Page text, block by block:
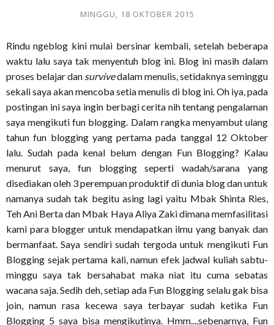
MINGGU, 18 OKTOBER 2015
Rindu ngeblog kini mulai bersinar kembali, setelah beberapa
waktu lalu saya tak menyentuh blog ini. Blog ini masih dalam
proses belajar dan survivedalam menulis, setidaknya seminggu
sekali saya akan mencoba setia menulis di blog ini. Oh iya, pada
postingan ini saya ingin berbagi cerita nih tentang pengalaman
saya mengikuti fun blogging. Dalam rangka menyambut ulang
tahun fun blogging yang pertama pada tanggal 12 Oktober
lalu. Sudah pada kenal belum dengan Fun Blogging? Kalau
menurut saya, fun blogging seperti wadah/sarana yang
disediakan oleh 3 perempuan produktif di dunia blog dan untuk
namanya sudah tak begitu asing lagi yaitu Mbak Shinta Ries,
Teh Ani Berta dan Mbak Haya Aliya Zaki dimana memfasilitasi
kami para blogger untuk mendapatkan ilmu yang banyak dan
bermanfaat. Saya sendiri sudah tergoda untuk mengikuti Fun
Blogging sejak pertama kali, namun efek jadwal kuliah sabtu-
minggu saya tak bersahabat maka niat itu cuma sebatas
wacana saja. Sedih deh, setiap ada Fun Blogging selalu gak bisa
join, namun rasa kecewa saya terbayar sudah ketika Fun
Blogging 5 saya bisa mengikutinya. Hmm....sebenarnya, Fun